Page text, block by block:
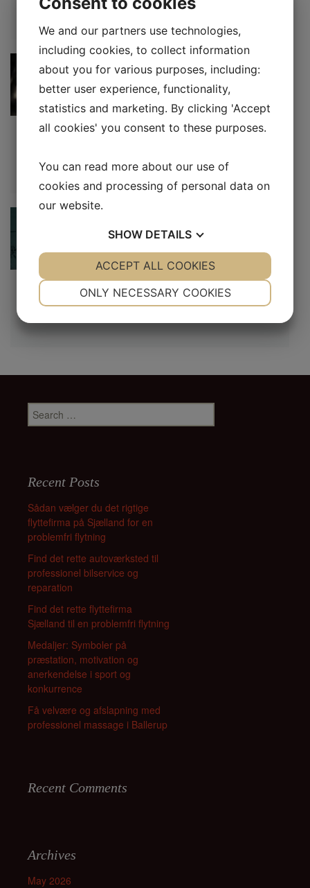
København
Uncategorized
opvaskemaskine
Uncategorized
Leje af en container: Alt, hvad du behøver at
vide
Search for:
Recent Posts
Sådan vælger du det rigtige
flyttefirma på Sjælland for en
problemfri flytning
Find det rette autoværksted til
professionel bilservice og
reparation
Find det rette flyttefirma
Sjælland til en problemfri flytning
Medaljer: Symboler på
præstation, motivation og
anerkendelse i sport og
konkurrence
Få velvære og afslapning med
professionel massage i Ballerup
Recent Comments
Archives
May 2026
We and our partners use technologies,
including cookies, to collect information
about you for various purposes, including:
better user experience, functionality,
statistics and marketing. By clicking 'Accept
all cookies' you consent to these purposes.
You can read more about our use of
cookies and processing of personal data on
our website.
SHOW DETAILS
YES NO YES NO
ONLY NECESSARY COOKIES
ACCEPT ALL COOKIES